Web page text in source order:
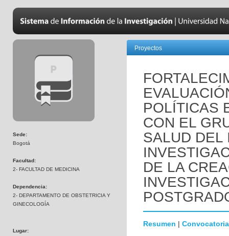
Sede:
Bogotá
Facultad:
2- FACULTAD DE MEDICINA
Dependencia:
2- DEPARTAMENTO DE OBSTETRICIA Y
GINECOLOGÍA
Lugar:
Proyectos
POLÍTICAS
CON EL
SALUD DEL
DE LA
Resumen | Convocatoria